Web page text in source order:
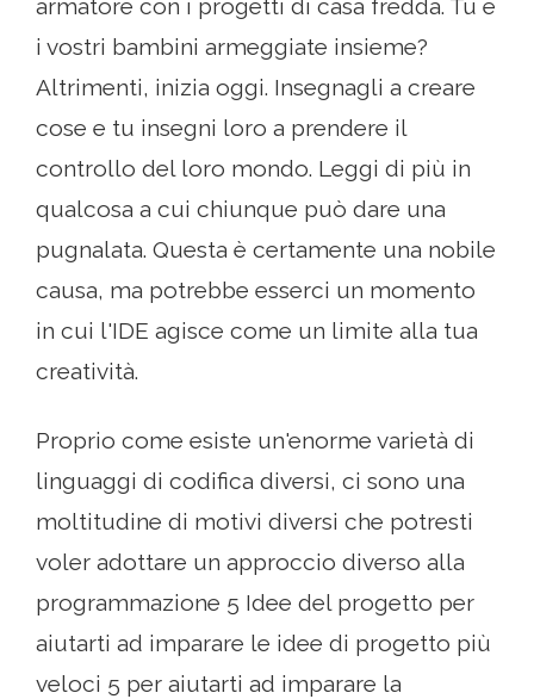
armatore con i progetti di casa fredda. Tu e
i vostri bambini armeggiate insieme?
Altrimenti, inizia oggi. Insegnagli a creare
cose e tu insegni loro a prendere il
controllo del loro mondo. Leggi di più in
qualcosa a cui chiunque può dare una
pugnalata. Questa è certamente una nobile
causa, ma potrebbe esserci un momento
in cui l'IDE agisce come un limite alla tua
creatività.
Proprio come esiste un'enorme varietà di
linguaggi di codifica diversi, ci sono una
moltitudine di motivi diversi che potresti
voler adottare un approccio diverso alla
programmazione 5 Idee del progetto per
aiutarti ad imparare le idee di progetto più
veloci 5 per aiutarti ad imparare la